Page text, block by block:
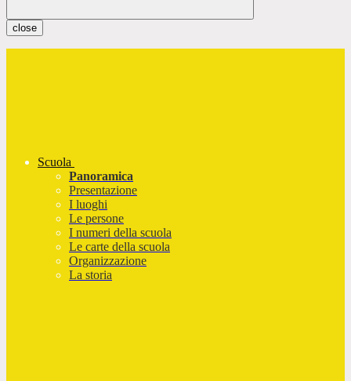
close
Scuola
Panoramica
Presentazione
I luoghi
Le persone
I numeri della scuola
Le carte della scuola
Organizzazione
La storia